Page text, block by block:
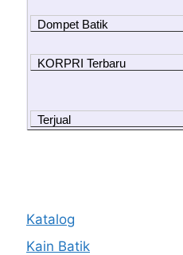
Dompet Batik
KORPRI Terbaru
Terjual
Katalog
Kain Batik